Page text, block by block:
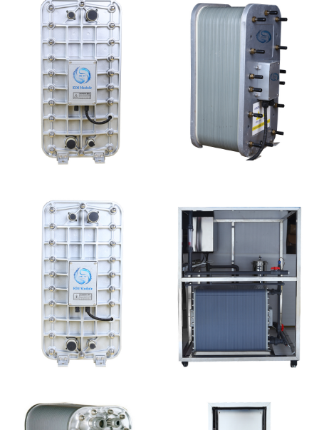
MK-TC100 EDI超纯水
处理设备
坎普尔EDI膜堆维修
MK-TC200 EDI模块
PureTec （浦睿）EDI模
块维修